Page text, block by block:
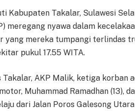
Kabupaten Takalar, Sulawesi
meregang nyawa dalam
yang mereka tumpangi terlindas
pukul 17.55 WITA.
AKP Malik, ketiga korban
Muhammad Ramadhan (13),
dari Jalan Poros Galesong